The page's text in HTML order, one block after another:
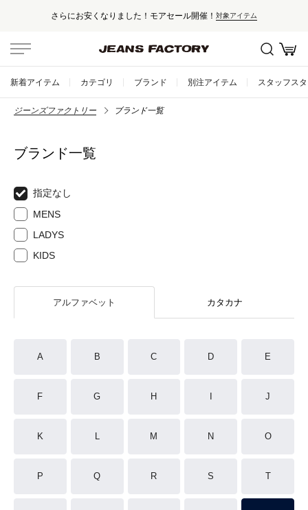
さらにお安くなりました！モアセール開催！ 対象アイテム
新着アイテム カテゴリ ブランド 別注アイテム スタッフス
ジーンズファクトリー ブランド一覧
ブランド一覧
指定なし
MENS
LADYS
KIDS
アルファベット カタカナ
A B C D E
F G H J
K L M N O
P Q R S T